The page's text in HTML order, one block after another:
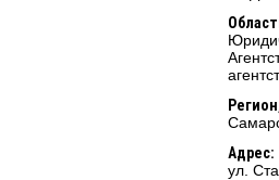
Адрес:
ул.